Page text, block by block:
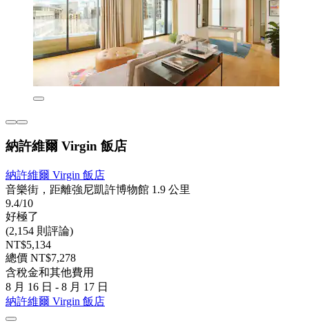
納許維爾 Virgin 飯店
納許維爾 Virgin 飯店
音樂街，距離強尼凱許博物館 1.9 公里
9.4/10
好極了
(2,154 則評論)
NT$5,134
總價 NT$7,278
含稅金和其他費用
8 月 16 日 - 8 月 17 日
納許維爾 Virgin 飯店